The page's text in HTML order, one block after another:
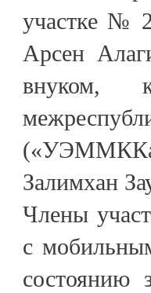
участке №
Арсен
внуком,
Залимхан
Члены
с
состоянию